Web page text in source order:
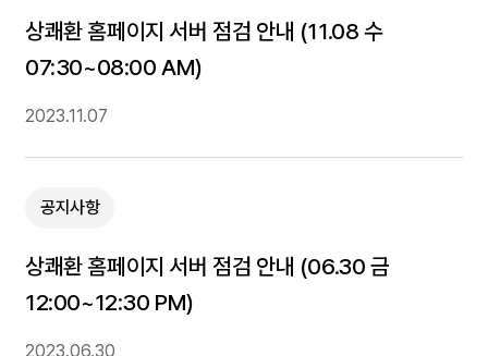
상쾌환 홈페이지 서버 점검 안내 (11.08 수
07:30~08:00 AM)
2023.11.07
공지사항
상쾌환 홈페이지 서버 점검 안내 (06.30 금
12:00~12:30 PM)
2023.06.30